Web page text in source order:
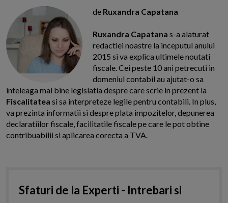
de Ruxandra Capatana
Ruxandra Capatana s-a alaturat
redactiei noastre la inceputul anului
2015 si va explica ultimele noutati
fiscale. Cei peste 10 ani petrecuti in
domeniul contabil au ajutat-o sa
inteleaga mai bine legislatia despre care scrie in prezent la
Fiscalitatea si sa interpreteze legile pentru contabili. In plus,
va prezinta informatii si despre plata impozitelor, depunerea
declaratiilor fiscale, facilitatile fiscale pe care le pot obtine
contribuabilii si aplicarea corecta a TVA.
Sfaturi de la Experti - Intrebari si